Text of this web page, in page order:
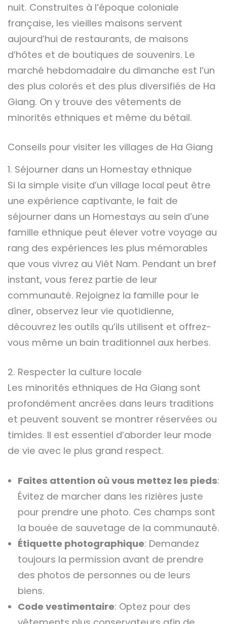
nuit. Construites à l’époque coloniale
française, les vieilles maisons servent
aujourd’hui de restaurants, de maisons
d’hôtes et de boutiques de souvenirs. Le
marché hebdomadaire du dimanche est l’un
des plus colorés et des plus diversifiés de Ha
Giang. On y trouve des vêtements de
minorités ethniques et même du bétail.
Conseils pour visiter les villages de Ha Giang
1. Séjourner dans un Homestay ethnique
Si la simple visite d’un village local peut être
une expérience captivante, le fait de
séjourner dans un Homestays au sein d’une
famille ethnique peut élever votre voyage au
rang des expériences les plus mémorables
que vous vivrez au Viêt Nam. Pendant un bref
instant, vous ferez partie de leur
communauté. Rejoignez la famille pour le
dîner, observez leur vie quotidienne,
découvrez les outils qu’ils utilisent et offrez-
vous même un bain traditionnel aux herbes.
2. Respecter la culture locale
Les minorités ethniques de Ha Giang sont
profondément ancrées dans leurs traditions
et peuvent souvent se montrer réservées ou
timides. Il est essentiel d’aborder leur mode
de vie avec le plus grand respect.
Faites attention où vous mettez les pieds:
Évitez de marcher dans les rizières juste
pour prendre une photo. Ces champs sont
la bouée de sauvetage de la communauté.
Étiquette photographique: Demandez
toujours la permission avant de prendre
des photos de personnes ou de leurs
biens.
Code vestimentaire: Optez pour des